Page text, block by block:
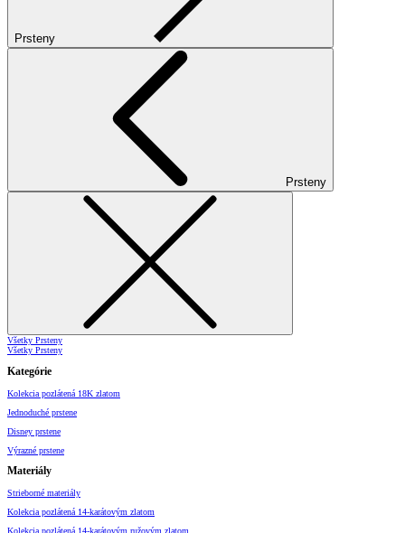
Prsteny
Prsteny
Všetky Prsteny
Všetky Prsteny
Kategórie
Kolekcia pozlátená 18K zlatom
Jednoduché prstene
Disney prstene
Výrazné prstene
Materiály
Strieborné materiály
Kolekcia pozlátená 14-karátovým zlatom
Kolekcia pozlátená 14-karátovým ružovým zlatom